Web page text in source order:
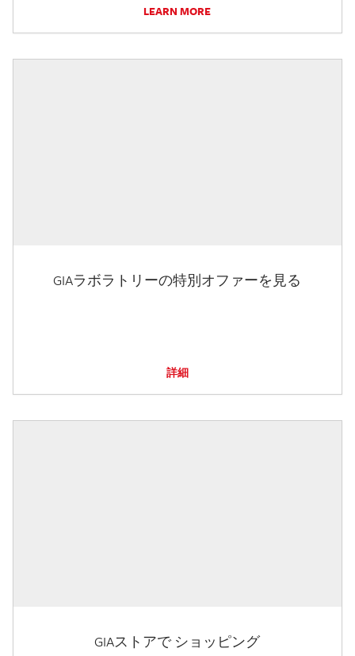
LEARN MORE
GIAラボラトリーの特別オファーを見る
詳細
GIAストアで ショッピング